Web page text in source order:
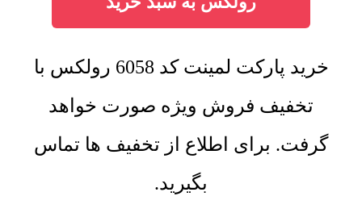
خرید پارکت لمینت کد 6058 رولکس با
تخفیف فروش ویژه صورت خواهد
گرفت. برای اطلاع از تخفیف ها تماس
بگیرید.